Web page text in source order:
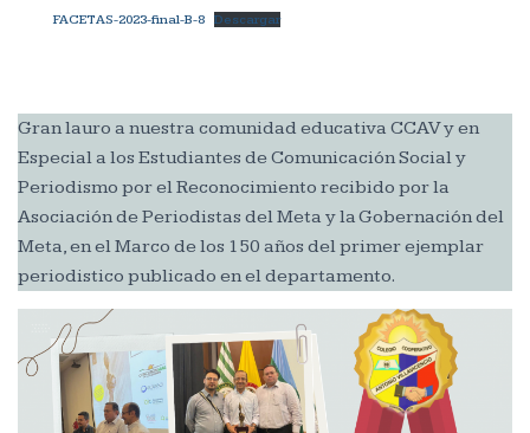
FACETAS-2023-final-B-8 Descargar
Gran lauro a nuestra comunidad educativa CCAV y en
Especial a los Estudiantes de Comunicación Social y
Periodismo por el Reconocimiento recibido por la
Asociación de Periodistas del Meta y la Gobernación del
Meta, en el Marco de los 150 años del primer ejemplar
periodistico publicado en el departamento.